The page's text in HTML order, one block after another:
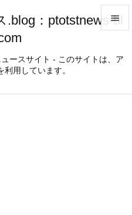
.blog：ptotstnews-bl
ースサイト - このサイトは、ア
用しています。
